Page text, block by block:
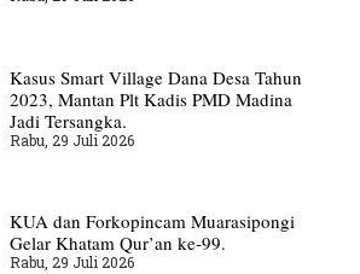
Kasus Smart Village Dana Desa Tahun
2023, Mantan Plt Kadis PMD Madina
Jadi Tersangka.
Rabu, 29 Juli 2026
KUA dan Forkopincam Muarasipongi
Gelar Khatam Qur’an ke-99.
Rabu, 29 Juli 2026